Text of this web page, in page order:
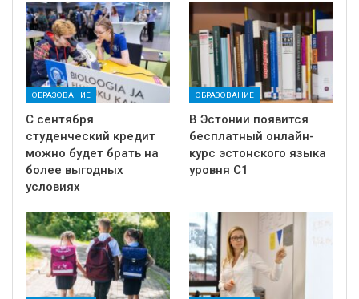
ОБРАЗОВАНИЕ
С сентября
студенческий кредит
можно будет брать на
более выгодных
условиях
ОБРАЗОВАНИЕ
В Эстонии появится
бесплатный онлайн-
курс эстонского языка
уровня C1